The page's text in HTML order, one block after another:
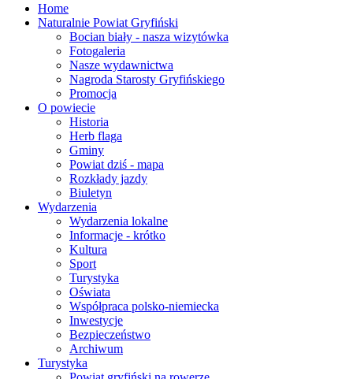
Home
Naturalnie Powiat Gryfiński
Bocian biały - nasza wizytówka
Fotogaleria
Nasze wydawnictwa
Nagroda Starosty Gryfińskiego
Promocja
O powiecie
Historia
Herb flaga
Gminy
Powiat dziś - mapa
Rozkłady jazdy
Biuletyn
Wydarzenia
Wydarzenia lokalne
Informacje - krótko
Kultura
Sport
Turystyka
Oświata
Współpraca polsko-niemiecka
Inwestycje
Bezpieczeństwo
Archiwum
Turystyka